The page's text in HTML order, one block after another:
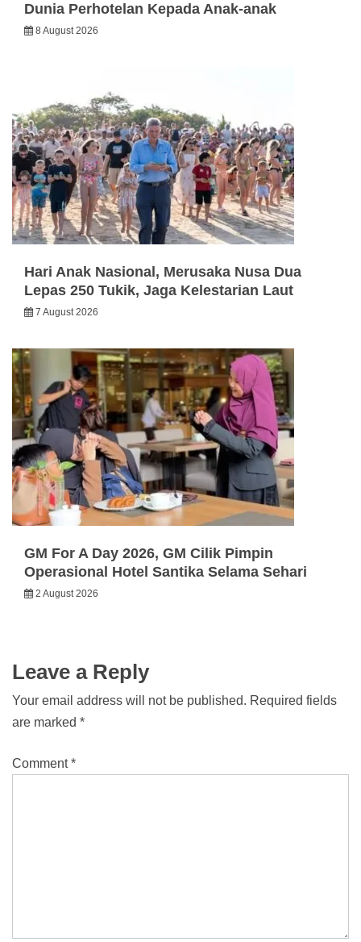
Dunia Perhotelan Kepada Anak-anak
8 August 2026
Hari Anak Nasional, Merusaka Nusa Dua
Lepas 250 Tukik, Jaga Kelestarian Laut
7 August 2026
GM For A Day 2026, GM Cilik Pimpin
Operasional Hotel Santika Selama Sehari
2 August 2026
Leave a Reply
Your email address will not be published. Required fields
are marked *
Comment*